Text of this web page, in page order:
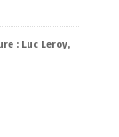
: Luc Leroy,